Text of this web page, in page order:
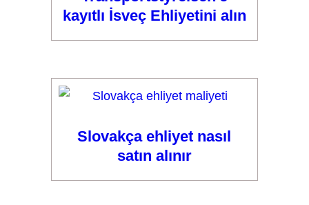
kayıtlı İsveç Ehliyetini alın
Slovakça ehliyet nasıl
satın alınır